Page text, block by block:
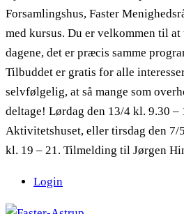
Forsamlingshus, Faster
med kursus. Du er velkommen til
dagene, det er præcis samme
Tilbuddet er gratis for alle
selvfølgelig, at så mange som
deltage! Lørdag den 13/4 kl. 9.30 –
Aktivitetshuset, eller tirsdag den 7/
kl. 19 – 21. Tilmelding til Jørgen
Login